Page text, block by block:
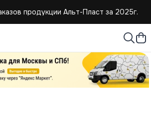
продукции Альт-Пласт за 2025г.
изделия из пластмассы с 2004г.